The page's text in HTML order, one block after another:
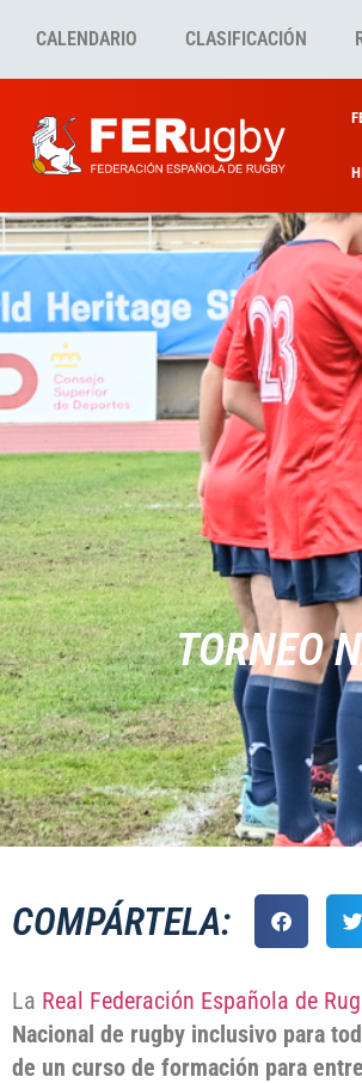
CALENDARIO CLASIFICACIÓN
TORNEO
COMPÁRTELA:
La Real Federación Española de
Nacional de rugby inclusivo para
de un curso de formación para